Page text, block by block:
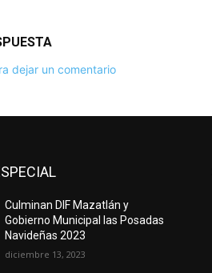
dejar un comentario
Culminan DIF Mazatlán y
Gobierno Municipal las Posadas
Navideñas 2023
diciembre 13, 2023